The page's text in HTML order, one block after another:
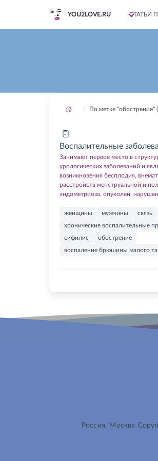
YOU2LOVE.RU СТАТЬИ
По метке "обострение"
Воспалительные
Занимают первое место в
урологических заболеваний и
возникновения бесплодия,
расстройств менструальной и
эндометриоза, опухолей,
женщины мужчины связь
хронические воспалительные
сифилис
обострение
воспаление брюшины малого
Россия, Москва